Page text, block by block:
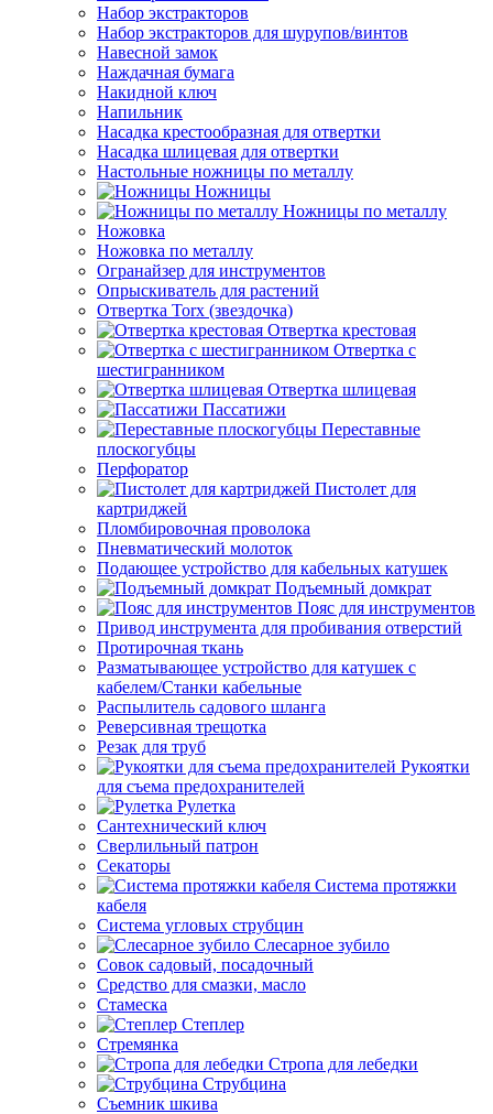
Набор экстракторов
Набор экстракторов для шурупов/винтов
Навесной замок
Наждачная бумага
Накидной ключ
Напильник
Насадка крестообразная для отвертки
Насадка шлицевая для отвертки
Настольные ножницы по металлу
Ножницы
Ножницы по металлу
Ножовка
Ножовка по металлу
Огранайзер для инструментов
Опрыскиватель для растений
Отвертка Torx (звездочка)
Отвертка крестовая
Отвертка с
шестигранником
Отвертка шлицевая
Пассатижи
Переставные
плоскогубцы
Перфоратор
Пистолет для
картриджей
Пломбировочная проволока
Пневматический молоток
Подающее устройство для кабельных катушек
Подъемный домкрат
Пояс для инструментов
Привод инструмента для пробивания отверстий
Протирочная ткань
Разматывающее устройство для катушек с
кабелем/Станки кабельные
Распылитель садового шланга
Реверсивная трещотка
Резак для труб
Рукоятки
для съема предохранителей
Рулетка
Сантехнический ключ
Сверлильный патрон
Секаторы
Система протяжки
кабеля
Система угловых струбцин
Слесарное зубило
Совок садовый, посадочный
Средство для смазки, масло
Стамеска
Степлер
Стремянка
Стропа для лебедки
Струбцина
Съемник шкива